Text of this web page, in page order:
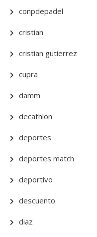
conpdepadel
cristian
cristian gutierrez
cupra
damm
decathlon
deportes
deportes match
deportivo
descuento
diaz